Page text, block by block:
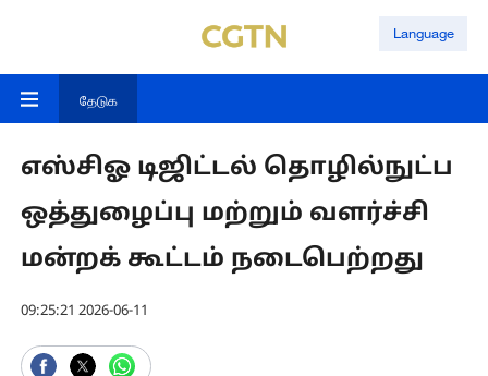
Language
தேடுக
எஸ்சிஓ டிஜிட்டல் தொழில்நுட்ப
ஒத்துழைப்பு மற்றும் வளர்ச்சி
மன்றக் கூட்டம் நடைபெற்றது
09:25:21 2026-06-11